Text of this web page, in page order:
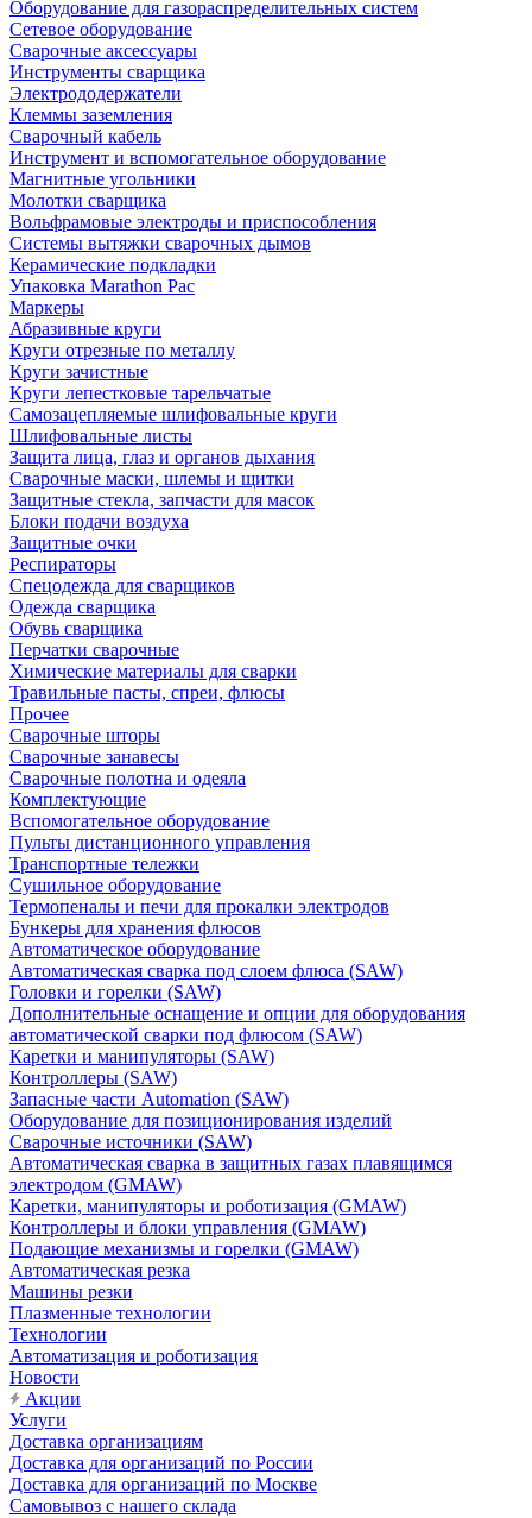
Оборудование для газораспределительных систем
Сетевое оборудование
Сварочные аксессуары
Инструменты сварщика
Электрододержатели
Клеммы заземления
Сварочный кабель
Инструмент и вспомогательное оборудование
Магнитные угольники
Молотки сварщика
Вольфрамовые электроды и приспособления
Системы вытяжки сварочных дымов
Керамические подкладки
Упаковка Marathon Pac
Маркеры
Абразивные круги
Круги отрезные по металлу
Круги зачистные
Круги лепестковые тарельчатые
Самозацепляемые шлифовальные круги
Шлифовальные листы
Защита лица, глаз и органов дыхания
Сварочные маски, шлемы и щитки
Защитные стекла, запчасти для масок
Блоки подачи воздуха
Защитные очки
Респираторы
Спецодежда для сварщиков
Одежда сварщика
Обувь сварщика
Перчатки сварочные
Химические материалы для сварки
Травильные пасты, спреи, флюсы
Прочее
Сварочные шторы
Сварочные занавесы
Сварочные полотна и одеяла
Комплектующие
Вспомогательное оборудование
Пульты дистанционного управления
Транспортные тележки
Сушильное оборудование
Термопеналы и печи для прокалки электродов
Бункеры для хранения флюсов
Автоматическое оборудование
Автоматическая сварка под слоем флюса (SAW)
Головки и горелки (SAW)
Дополнительные оснащение и опции для оборудования
автоматической сварки под флюсом (SAW)
Каретки и манипуляторы (SAW)
Контроллеры (SAW)
Запасные части Automation (SAW)
Оборудование для позиционирования изделий
Сварочные источники (SAW)
Автоматическая сварка в защитных газах плавящимся
электродом (GMAW)
Каретки, манипуляторы и роботизация (GMAW)
Контроллеры и блоки управления (GMAW)
Подающие механизмы и горелки (GMAW)
Автоматическая резка
Машины резки
Плазменные технологии
Технологии
Автоматизация и роботизация
Новости
Акции
Услуги
Доставка организациям
Доставка для организаций по России
Доставка для организаций по Москве
Самовывоз с нашего склада